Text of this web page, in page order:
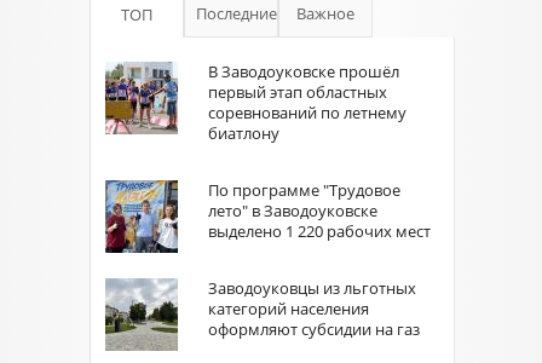
ТОП Последние Важное
В Заводоуковске прошёл
первый этап областных
соревнований по летнему
биатлону
По программе "Трудовое
лето" в Заводоуковске
выделено 1 220 рабочих мест
Заводоуковцы из льготных
категорий населения
оформляют субсидии на газ